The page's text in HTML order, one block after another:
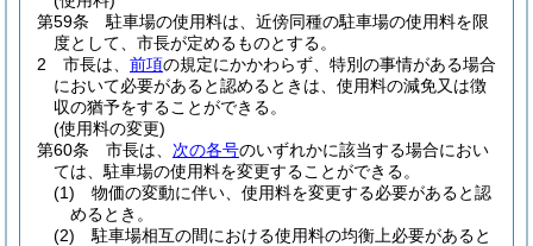
第59条
駐車場の使用料は、近傍同種の駐車場の使用料を限
度として、市長が定めるものとする。
2
市長は、 前項の規定にかかわらず、特別の事情がある場合
において必要があると認めるときは、使用料の減免又は徴
収の猶予をすることができる。
(使用料の変更)
第60条
市長は、 次の各号のいずれかに該当する場合におい
ては、駐車場の使用料を変更することができる。
(1)
物価の変動に伴い、使用料を変更する必要があると認
めるとき。
(2)
駐車場相互の間における使用料の均衡上必要があると